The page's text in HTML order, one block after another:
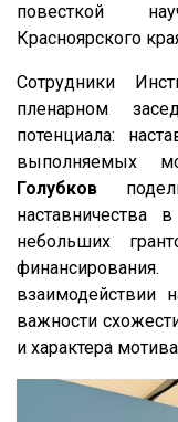
повесткой
Красноярского
Сотрудники
пленарном
потенциала:
выполняемых
Голубков
небольших
финансирования.
взаимодействии
важности
и характера